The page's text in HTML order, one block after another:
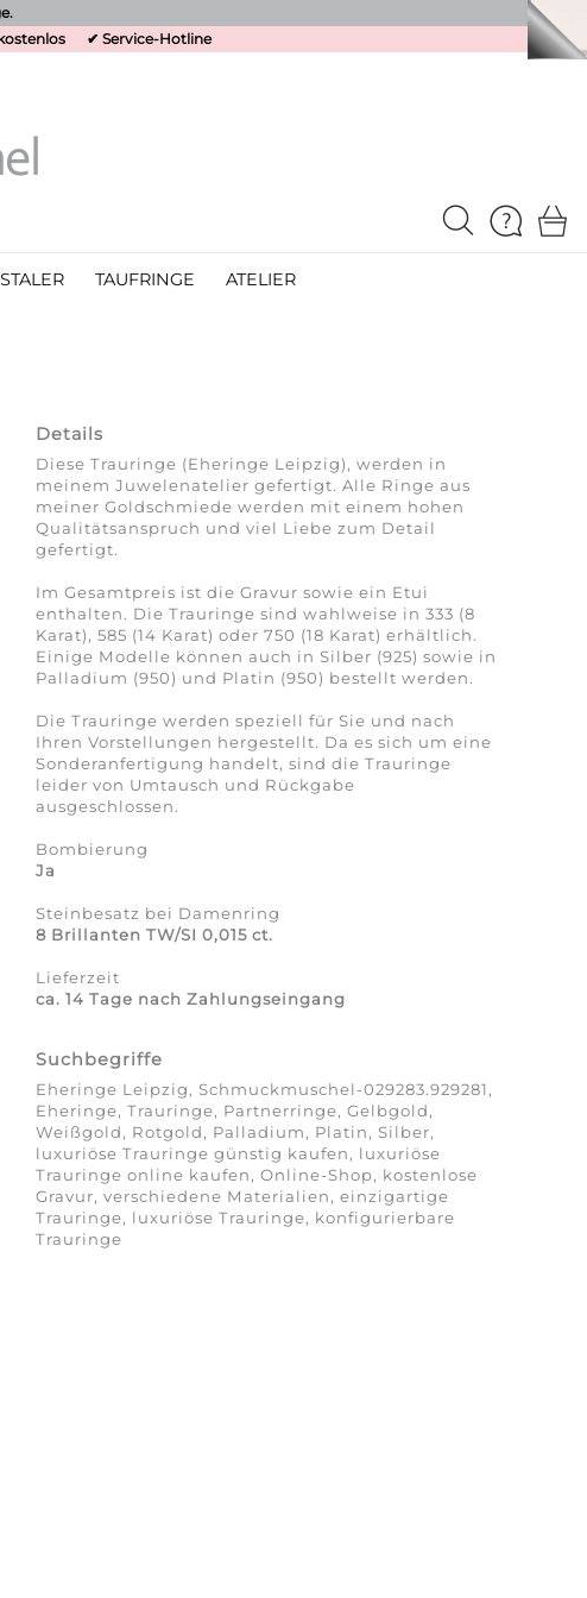
✔ Service-Hotline
TAUFRINGE ATELIER
Details
Diese Trauringe (Eheringe Leipzig), werden in
meinem Juwelenatelier gefertigt. Alle Ringe aus
meiner Goldschmiede werden mit einem hohen
Qualitätsanspruch und viel Liebe zum Detail
gefertigt.
Im Gesamtpreis ist die Gravur sowie ein Etui
enthalten. Die Trauringe sind wahlweise in 333 (8
Karat), 585 (14 Karat) oder 750 (18 Karat) erhältlich.
Einige Modelle können auch in Silber (925) sowie in
Palladium (950) und Platin (950) bestellt werden.
Die Trauringe werden speziell für Sie und nach
Ihren Vorstellungen hergestellt. Da es sich um eine
Sonderanfertigung handelt, sind die Trauringe
leider von Umtausch und Rückgabe
ausgeschlossen.
Bombierung
Ja
Steinbesatz bei Damenring
8 Brillanten TW/SI 0,015 ct.
Lieferzeit
ca. 14 Tage nach Zahlungseingang
Suchbegriffe
Eheringe Leipzig, Schmuckmuschel-029283.929281,
Eheringe, Trauringe, Partnerringe, Gelbgold,
Weißgold, Rotgold, Palladium, Platin, Silber,
luxuriöse Trauringe günstig kaufen, luxuriöse
Trauringe online kaufen, Online-Shop, kostenlose
Gravur, verschiedene Materialien, einzigartige
Trauringe, luxuriöse Trauringe, konfigurierbare
Trauringe